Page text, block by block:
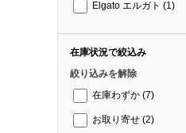
Elgato エルガト (1)
在庫状況で絞込み
絞り込みを解除
在庫わずか (7)
お取り寄せ (2)